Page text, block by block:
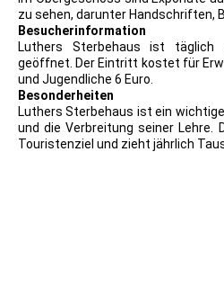
zu sehen, darunter Handschriften,
Besucherinformation
Luthers Sterbehaus ist täglich
geöffnet. Der Eintritt kostet für
und Jugendliche 6 Euro.
Besonderheiten
Luthers Sterbehaus ist ein
und die Verbreitung seiner Lehre.
Touristenziel und zieht jährlich